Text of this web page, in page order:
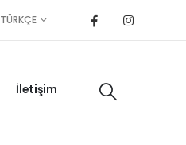
TÜRKÇE
İletişim